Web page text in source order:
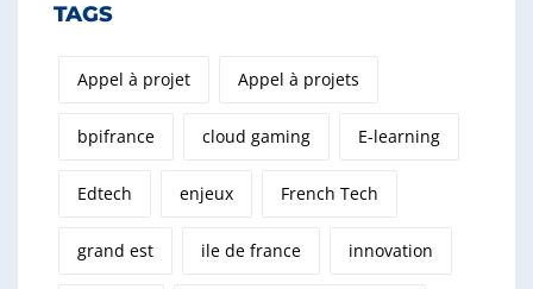
TAGS
Appel à projet Appel à projets
bpifrance cloud gaming E-learning
Edtech enjeux French Tech
grand est ile de france innovation